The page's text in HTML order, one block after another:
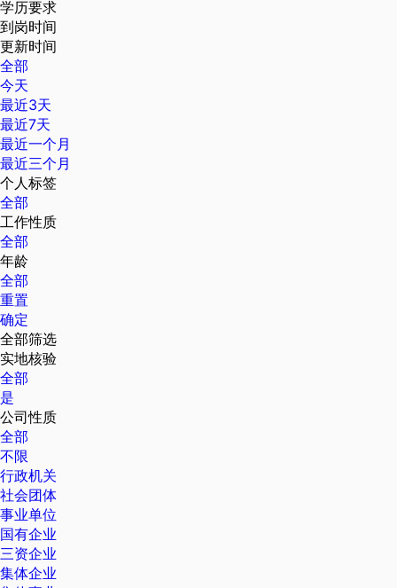
学历要求
到岗时间
更新时间
全部
今天
最近3天
最近7天
最近一个月
最近三个月
个人标签
全部
工作性质
全部
年龄
全部
重置
确定
全部筛选
实地核验
全部
是
公司性质
全部
不限
行政机关
社会团体
事业单位
国有企业
三资企业
集体企业